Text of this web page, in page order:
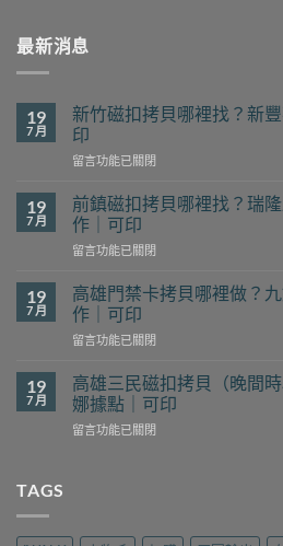
最新消息
19
7 月
新竹磁扣拷貝哪裡找？新
印
在
竹
磁
扣
拷
哪
裡
找？
新
花
予
坊
留言功能已關閉
19
7 月
前鎮磁扣拷貝哪裡找？瑞
作｜可印
在
鎮
磁
扣
拷
哪
裡
找？
瑞
留言功能已關閉
19
7 月
高雄門禁卡拷貝哪裡做？
作｜可印
在
雄
門
禁
卡
九
留言功能已關閉
19
7 月
高雄三民磁扣拷貝（晚間
娜據點｜可印
在
扣
留言功能已關閉
TAGS